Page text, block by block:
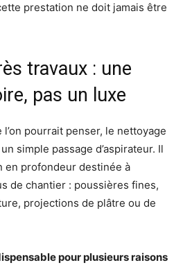
prestation ne doit jamais être
travaux : une
pas un luxe
pourrait penser, le nettoyage
simple passage d’aspirateur. Il
en profondeur destinée à
de chantier : poussières fines,
projections de plâtre ou de
pour plusieurs raisons